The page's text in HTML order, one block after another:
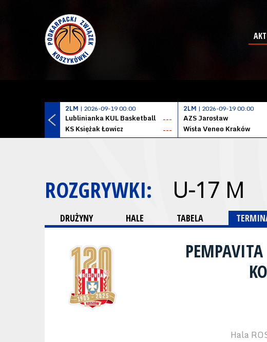
2LM | 2026-09-19 00:00
Lublinianka KUL Basketball
---
KS Księżak Łowicz
---
2LM | 2026-09-19 00:00
AZS Jarosław
Wisła Veneo Kraków
ROZGRYWKI: U-17 M
DRUŻYNY HALE TABELA
PEMPAVITA
Hala